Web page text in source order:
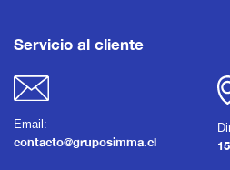
Servicio al cliente
Email:
contacto@gruposimma.cl